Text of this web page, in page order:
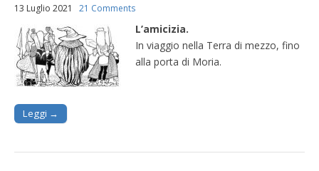
13 Luglio 2021 21 Comments
L’amicizia.
In viaggio nella Terra di mezzo, fino
alla porta di Moria.
Leggi →